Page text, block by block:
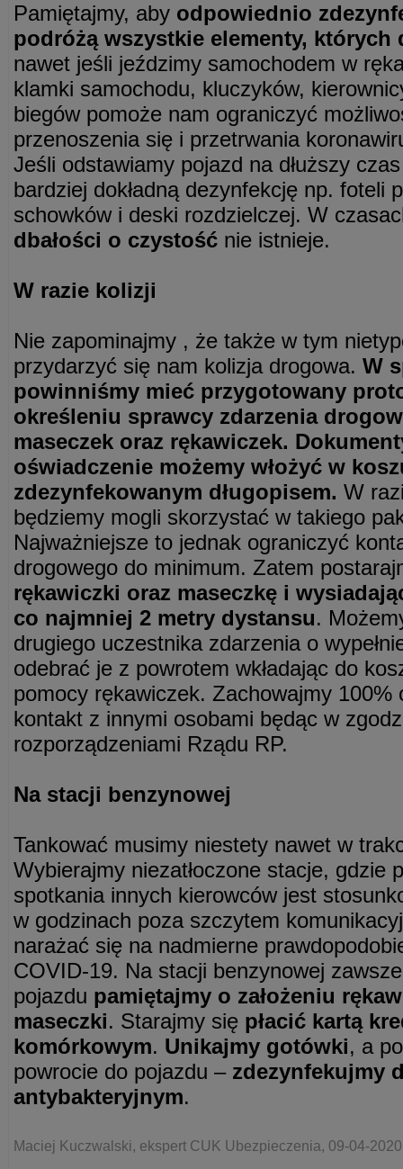
Pamiętajmy, aby odpowiednio
podróżą wszystkie elementy, których
nawet jeśli jeździmy samochodem w
klamki samochodu, kluczyków,
biegów pomoże nam ograniczyć
przenoszenia się i przetrwania
Jeśli odstawiamy pojazd na dłuższy
bardziej dokładną dezynfekcję np. foteli
schowków i deski rozdzielczej. W
dbałości o czystość nie istnieje.
W razie kolizji
Nie zapominajmy , że także w tym
przydarzyć się nam kolizja drogowa. W
powinniśmy mieć przygotowany
określeniu sprawcy zdarzenia
maseczek oraz rękawiczek.
oświadczenie możemy włożyć w
zdezynfekowanym długopisem. W
będziemy mogli skorzystać w takiego
Najważniejsze to jednak ograniczyć
drogowego do minimum. Zatem
rękawiczki oraz maseczkę i
co najmniej 2 metry dystansu.
drugiego uczestnika zdarzenia o
odebrać je z powrotem wkładając do
pomocy rękawiczek. Zachowajmy 100%
kontakt z innymi osobami będąc w
rozporządzeniami Rządu RP.
Na stacji benzynowej
Tankować musimy niestety nawet w
Wybierajmy niezatłoczone stacje, gdzie
spotkania innych kierowców jest
w godzinach poza szczytem
narażać się na nadmierne
COVID-19. Na stacji benzynowej
pojazdu pamiętajmy o założeniu
maseczki. Starajmy się płacić kartą
komórkowym. Unikajmy gotówki, a
powrocie do pojazdu – zdezynfekujmy
antybakteryjnym.
Maciej Kuczwalski, ekspert CUK Ubezpieczenia, 09-04-